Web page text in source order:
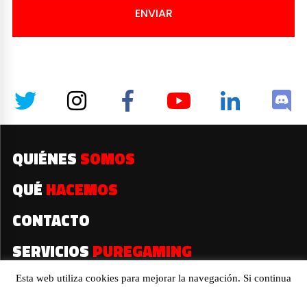
ENVIAR
QUIÉNES SOMOS
QUÉ HACEMOS
CONTACTO
SERVICIOS PUREGAMING
Esta web utiliza cookies para mejorar la navegación. Si continua